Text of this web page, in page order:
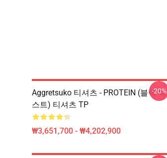
Aggretsuko 티셔츠 - PROTEIN (블랙 텍
스트) 티셔츠 TP
₩3,651,700 - ₩4,202,900
-20%